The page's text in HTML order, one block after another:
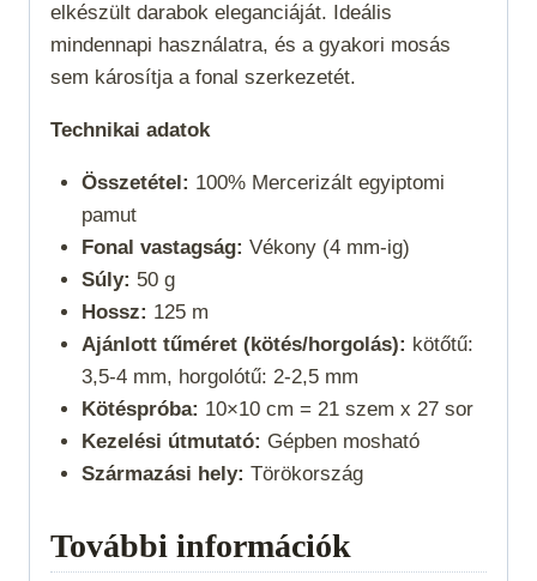
elkészült darabok eleganciáját. Ideális
mindennapi használatra, és a gyakori mosás
sem károsítja a fonal szerkezetét.
Technikai adatok
Összetétel: 100% Mercerizált egyiptomi
pamut
Fonal vastagság: Vékony (4 mm-ig)
Súly: 50 g
Hossz: 125 m
Ajánlott tűméret (kötés/horgolás): kötőtű:
3,5-4 mm, horgolótű: 2-2,5 mm
Kötéspróba: 10×10 cm = 21 szem x 27 sor
Kezelési útmutató: Gépben mosható
Származási hely: Törökország
További információk